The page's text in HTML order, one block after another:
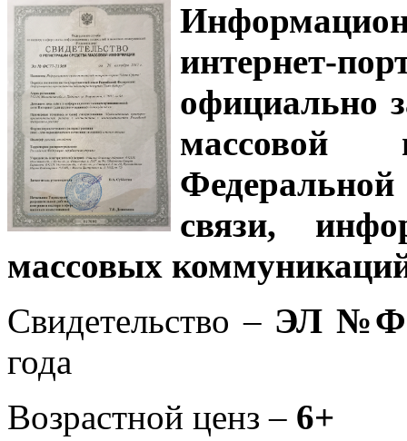
интернет-
официально
связи,
массовых
Свидетельство – ЭЛ
года
Возрастной ценз – 6+